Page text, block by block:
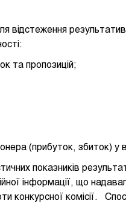
та пропозицій;
(прибуток, збиток) у
показників
інформації, що
конкурсної комісії.